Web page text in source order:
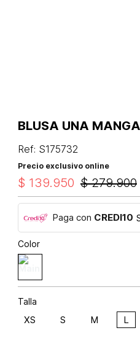
BLUSA UNA
Ref: S175732
Precio exclusivo online
$ 279.900
$ 139.950
Paga con CREDI10
Color
Talla
XS S M L